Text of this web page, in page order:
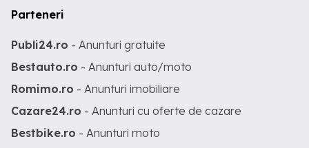
Parteneri
Publi24.ro - Anunturi gratuite
Bestauto.ro - Anunturi auto/moto
Romimo.ro - Anunturi imobiliare
Cazare24.ro - Anunturi cu oferte de cazare
Bestbike.ro - Anunturi moto